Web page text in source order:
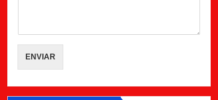
ENVIAR